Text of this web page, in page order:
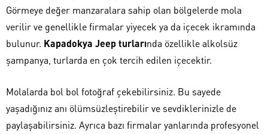
Görmeye değer manzaralara sahip olan bölgelerde mola
verilir ve genellikle firmalar yiyecek ya da içecek ikramında
bulunur. Kapadokya Jeep turlarında özellikle alkolsüz
şampanya, turlarda en çok tercih edilen içecektir.
Molalarda bol bol fotoğraf çekebilirsiniz. Bu sayede
yaşadığınız anı ölümsüzleştirebilir ve sevdiklerinizle de
paylaşabilirsiniz. Ayrıca bazı firmalar yanlarında profesyonel